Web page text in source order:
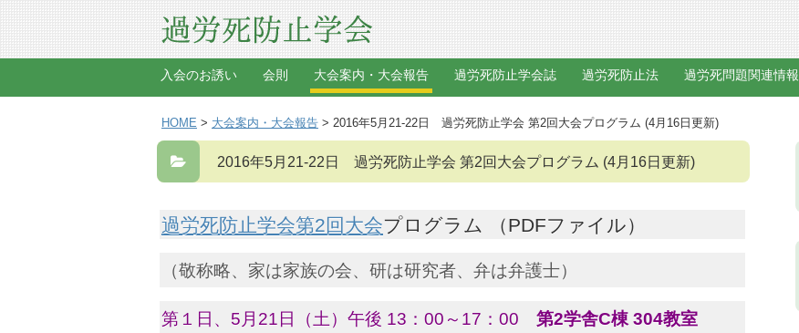
入会のお誘い 会則 大会案内・大会報告 過労死防止学会誌 過労死防止法 過労死問題関連情報
HOME > 大会案内・大会報告 > 2016年5月21-22日 過労死防止学会 第2回大会プログラム (4月16日更新)
2016年5月21-22日 過労死防止学会 第2回大会プログラム (4月16日更新)
過労死防止学会第2回大会プログラム （PDFファイル）
（敬称略、家は家族の会、研は研究者、弁は弁護士）
第１日、5月21日（土）午後 13：00～17：00 第2学舎C棟 304教室